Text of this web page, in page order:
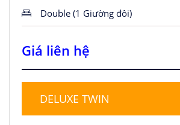
Double (1 Giường đôi)
Giá liên hệ
DELUXE TWIN